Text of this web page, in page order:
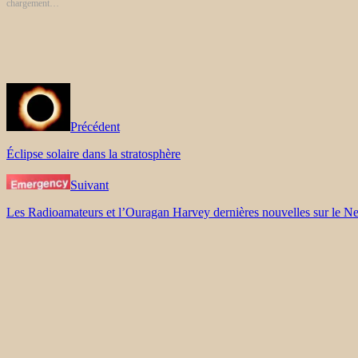
chargement…
Précédent
Éclipse solaire dans la stratosphère
Suivant
Les Radioamateurs et l’Ouragan Harvey dernières nouvelles sur le